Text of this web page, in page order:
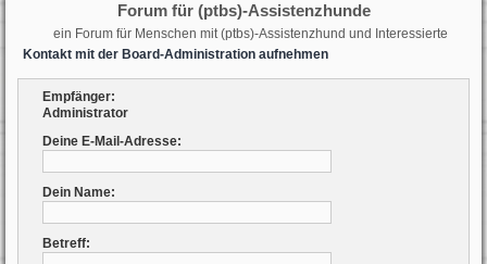
Forum für (ptbs)-Assistenzhunde
ein Forum für Menschen mit (ptbs)-Assistenzhund und Interessierte
Kontakt mit der Board-Administration aufnehmen
Empfänger:
Administrator
Deine E-Mail-Adresse:
Dein Name:
Betreff: